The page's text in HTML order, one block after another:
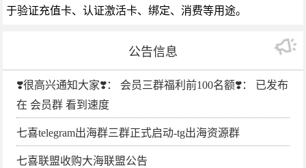
于验证充值卡、认证激活卡、绑定、消费等用途。
公告信息
❣️很高兴通知大家❣️： 会员三群福利前100名额❣️： 已发布
在 会员群 看到速度
七喜telegram出海群三群正式启动-tg出海资源群
七喜联盟收购大海联盟公告